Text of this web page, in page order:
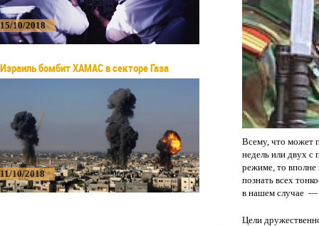
15/10/2018
Израиль бомбит ХАМАС в секторе Газа
11/10/2018
Всему, что может
недель или двух с
режиме, то вполне
познать всех
в нашем случае —
Цели